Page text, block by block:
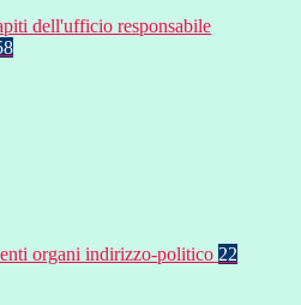
dell'ufficio responsabile
organi indirizzo-politico 22